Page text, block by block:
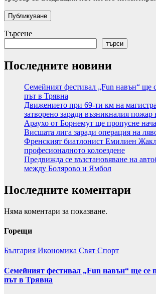
Търсене
търси
Последните новини
Семейният фестивал „Fun навън“ ще
път в Трявна
Движението при 69-ти км на
затворено заради възникналия пожар
Араухо от Борнемут ще пропусне
Висшата лига заради операция на
Френският биатлонист Емилиен
професионалното колоездене
Предвижда се възстановяване на
между Болярово и Ямбол
Последните коментари
Няма коментари за показване.
Горещи
България Икономика Свят Спорт
Семейният фестивал „Fun навън“ ще се
път в Трявна